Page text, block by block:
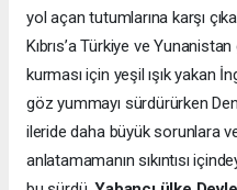
yol açan tutumlarına karşı
Kıbrıs’a Türkiye ve
kurması için yeşil ışık yakan
göz yummayı sürdürürken
ileride daha büyük sorunlara
anlatamamanın sıkıntısı